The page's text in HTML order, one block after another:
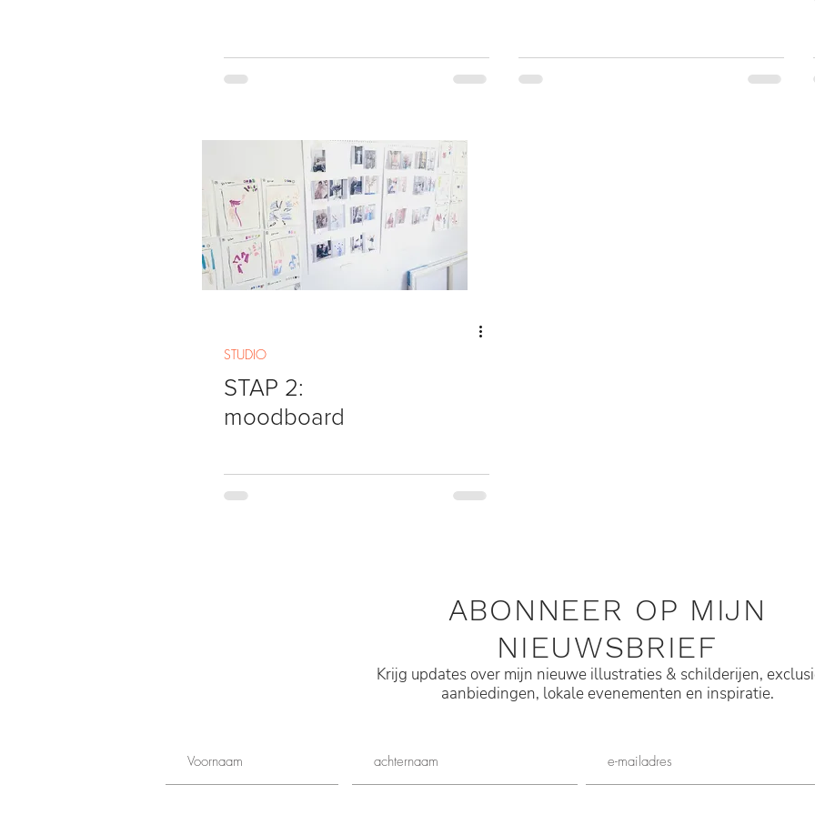
STUDIO
STAP 2:
moodboard
ABONNEER OP MIJN
NIEUWSBRIEF
Krijg updates over mijn nieuwe illustraties & schilderijen,
aanbiedingen, lokale evenementen en inspiratie.